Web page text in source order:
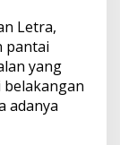
Letra,
pantai
yang
adanya